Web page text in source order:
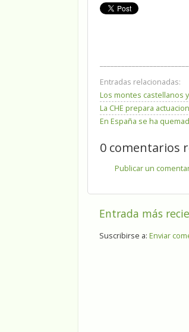
Entradas relacionadas:
Los montes castellanos
La CHE prepara
En España se ha
0 comentarios
Publicar un
Entrada más
Suscribirse a: Enviar